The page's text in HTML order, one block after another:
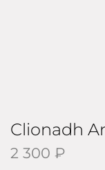
Clionadh
2 300 ₽